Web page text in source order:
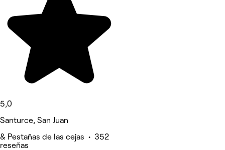
5,0
Santurce, San Juan
& Pestañas de las cejas • 352
reseñas